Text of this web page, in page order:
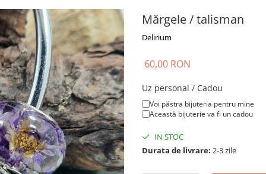
Mărgele / talisman
Delirium
60,00 RON
Uz personal / Cadou
Voi păstra bijuteria pentru mine
Această bijuterie va fi un cadou
IN STOC
Durata de livrare: 2-3 zile